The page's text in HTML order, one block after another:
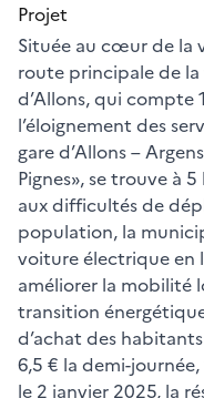
Projet
Située au cœur de la
route principale de
d’Allons, qui compte
l’éloignement des
gare d’Allons –
Pignes», se trouve à
aux difficultés de
population, la
voiture électrique en
améliorer la mobilité
transition
d’achat des
6,5 € la demi-
le 2 janvier 2025, la